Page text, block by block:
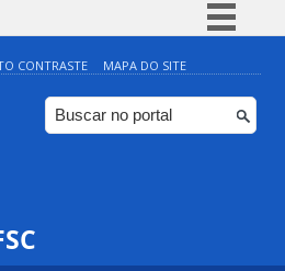
Simplifique!
Comunica BR
Participe
CONTRASTE MAPA DO SITE